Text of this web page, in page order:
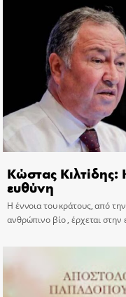
Κώστας Κιλτίδης:
ευθύνη
Η έννοια του κράτους, από
ανθρώπινο βίο , έρχεται στην